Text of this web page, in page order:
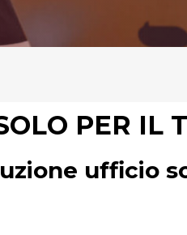
PER IL
ufficio